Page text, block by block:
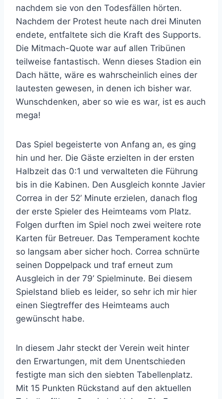
nachdem sie von den Todesfällen hörten.
Nachdem der Protest heute nach drei Minuten
endete, entfaltete sich die Kraft des Supports.
Die Mitmach-Quote war auf allen Tribünen
teilweise fantastisch. Wenn dieses Stadion ein
Dach hätte, wäre es wahrscheinlich eines der
lautesten gewesen, in denen ich bisher war.
Wunschdenken, aber so wie es war, ist es auch
mega!
Das Spiel begeisterte von Anfang an, es ging
hin und her. Die Gäste erzielten in der ersten
Halbzeit das 0:1 und verwalteten die Führung
bis in die Kabinen. Den Ausgleich konnte Javier
Correa in der 52’ Minute erzielen, danach flog
der erste Spieler des Heimteams vom Platz.
Folgen durften im Spiel noch zwei weitere rote
Karten für Betreuer. Das Temperament kochte
so langsam aber sicher hoch. Correa schnürte
seinen Doppelpack und traf erneut zum
Ausgleich in der 79’ Spielminute. Bei diesem
Spielstand blieb es leider, so sehr ich mir hier
einen Siegtreffer des Heimteams auch
gewünscht habe.
In diesem Jahr steckt der Verein weit hinter
den Erwartungen, mit dem Unentschieden
festigte man sich den siebten Tabellenplatz.
Mit 15 Punkten Rückstand auf den aktuellen